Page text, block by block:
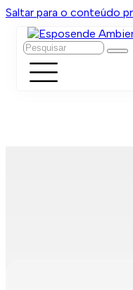
Saltar para o conteúdo
Pesquisar